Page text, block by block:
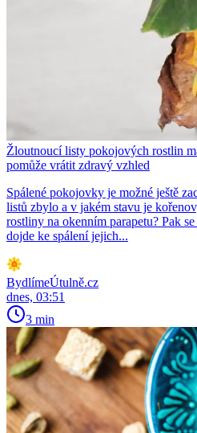
Žloutnoucí listy pokojových rostlin
pomůže vrátit zdravý vzhled
Spálené pokojovky je možné ještě
listů zbylo a v jakém stavu je
rostliny na okenním parapetu? Pak
dojde ke spálení jejich...
BydlímeÚtulně.cz
dnes, 03:51
3 min